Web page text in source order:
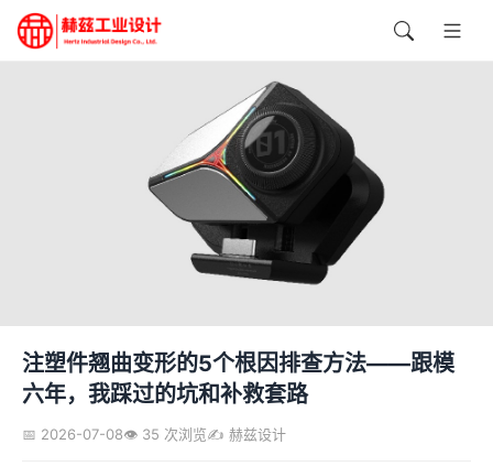
注塑件翘曲变形的5个根因排查方法——跟模
六年，我踩过的坑和补救套路
📅 2026-07-08👁️ 35 次浏览✍️ 赫兹设计